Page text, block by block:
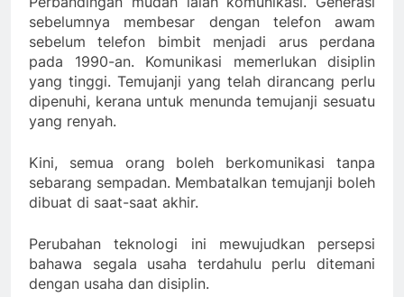
sebelumnya membesar dengan telefon awam
sebelum telefon bimbit menjadi arus perdana
pada 1990-an. Komunikasi memerlukan disiplin
yang tinggi. Temujanji yang telah dirancang perlu
dipenuhi, kerana untuk menunda temujanji sesuatu
yang renyah.
Kini, semua orang boleh berkomunikasi tanpa
sebarang sempadan. Membatalkan temujanji boleh
dibuat di saat-saat akhir.
Perubahan teknologi ini mewujudkan persepsi
bahawa segala usaha terdahulu perlu ditemani
dengan usaha dan disiplin.